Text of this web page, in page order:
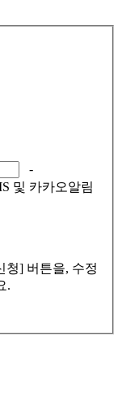
-
및 카카오알림
청] 버튼을, 수정
.